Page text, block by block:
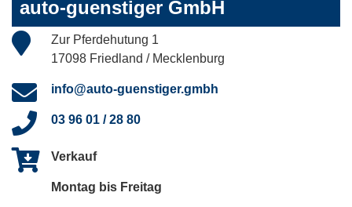
auto-guenstiger GmbH
Zur Pferdehutung 1
17098 Friedland / Mecklenburg
info@auto-guenstiger.gmbh
03 96 01 / 28 80
Verkauf
Montag bis Freitag